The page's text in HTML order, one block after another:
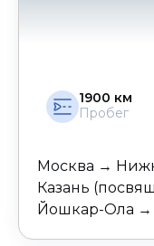
1900 км
Пробег
Москва →
Казань
Йошкар-Ола →